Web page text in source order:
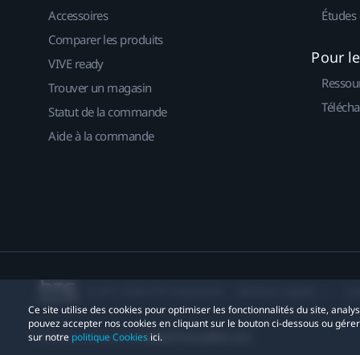
Ce site utilise des cookies pour optimiser les fonctionnalités du site,
pouvez accepter nos cookies en cliquant sur le bouton ci-dessous ou
sur notre politique Cookies ici.
Accessoires
Comparer les produits
VIVE ready
Trouver un magasin
Statut de la commande
Aide à la commande
Études
Pour
Contact confidentialité:Global-Privacy@htc.com